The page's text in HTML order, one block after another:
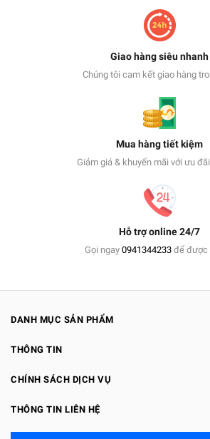
Giao hàng siêu nhanh
Chúng tôi cam kết giao hàng
Mua hàng tiết kiệm
Giảm giá & khuyến mãi với ưu
Hỗ trợ online 24/7
Gọi ngay 0941344233để được
DANH MỤC SẢN PHẨM
THÔNG TIN
CHÍNH SÁCH DỊCH VỤ
THÔNG TIN LIÊN HỆ